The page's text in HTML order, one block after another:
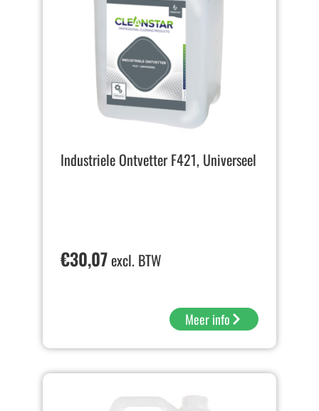
Industriele Ontvetter F421, Universeel
€30,07excl. BTW
Meer info